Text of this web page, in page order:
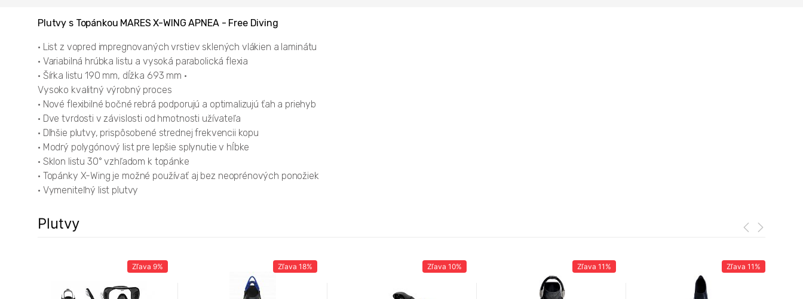
Plutvy s Topánkou MARES X-WING APNEA - Free Diving
• List z vopred impregnovaných vrstiev sklených vlákien a laminátu
• Variabilná hrúbka listu a vysoká parabolická flexia
• Šírka listu 190 mm, dĺžka 693 mm •
Vysoko kvalitný výrobný proces
• Nové flexibilné bočné rebrá podporujú a optimalizujú ťah a priehyb
• Dve tvrdosti v závislosti od hmotnosti užívateľa
• Dlhšie plutvy, prispôsobené strednej frekvencii kopu
• Modrý polygónový list pre lepšie splynutie v hĺbke
• Sklon listu 30° vzhľadom k topánke
• Topánky X-Wing je možné používať aj bez neoprénových ponožiek
• Vymeniteľný list plutvy
Plutvy
Zľava 9% Zľava 18% Zľava 10% Zľava 11% Zľava 11%